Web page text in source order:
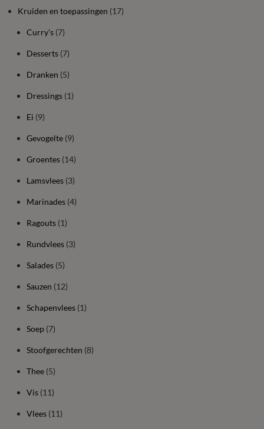
Kruiden en toepassingen (17)
Curry's (7)
Desserts (7)
Dranken (5)
Dressings (1)
Ei (9)
Gevogelte (9)
Groentes (14)
Lamsvlees (3)
Marinades (4)
Ragouts (1)
Rundvlees (3)
Salades (5)
Sauzen (12)
Schapenvlees (1)
Soep (7)
Stoofgerechten (8)
Thee (5)
Vis (11)
Vlees (11)